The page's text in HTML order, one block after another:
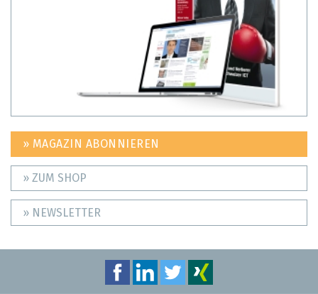
» MAGAZIN ABONNIEREN
» ZUM SHOP
» NEWSLETTER